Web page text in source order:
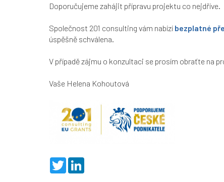
Doporučujeme zahájit přípravu projektu co nejdříve.
Společnost 201 consulting vám nabízí bezplatné
úspěšně schválena.
V případě zájmu o konzultaci se prosím obraťte na
Vaše Helena Kohoutová
T
w